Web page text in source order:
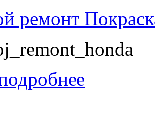
ремонт